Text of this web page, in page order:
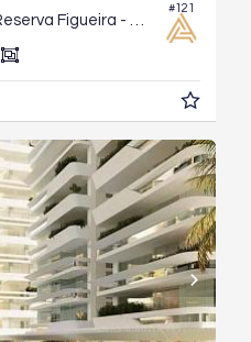
#121
Apartamento no Edifício Reserva Figueira - Brava Beach